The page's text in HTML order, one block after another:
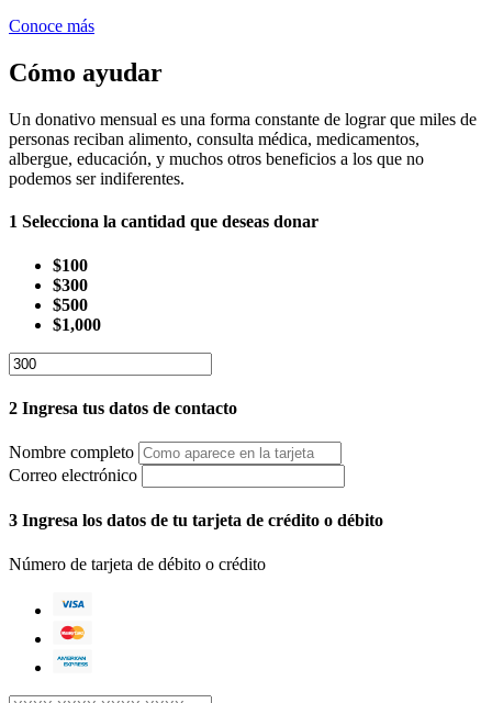
Conoce más
Cómo ayudar
Un donativo mensual es una forma constante de lograr que miles de
personas reciban alimento, consulta médica, medicamentos,
albergue, educación, y muchos otros beneficios a los que no
podemos ser indiferentes.
1 Selecciona la cantidad que deseas donar
$100
$300
$500
$1,000
2 Ingresa tus datos de contacto
Nombre completo
Correo electrónico
3 Ingresa los datos de tu tarjeta de crédito o débito
Número de tarjeta de débito o crédito